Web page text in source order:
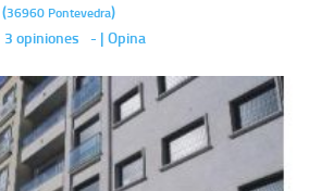
(36960 Pontevedra)
3 opiniones - | Opina